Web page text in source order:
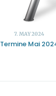
7. MAY 2024
Termine Mai